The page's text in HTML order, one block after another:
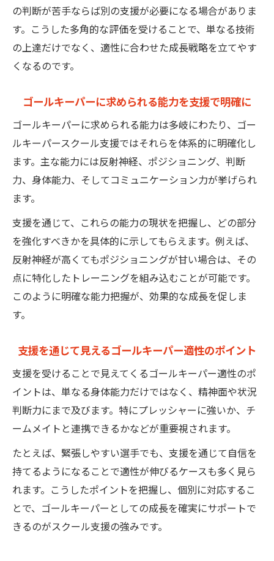
の判断が苦手ならば別の支援が必要になる場合がありま
す。こうした多角的な評価を受けることで、単なる技術
の上達だけでなく、適性に合わせた成長戦略を立てやす
くなるのです。
ゴールキーパーに求められる能力を支援で明確に
ゴールキーパーに求められる能力は多岐にわたり、ゴー
ルキーパースクール支援ではそれらを体系的に明確化し
ます。主な能力には反射神経、ポジショニング、判断
力、身体能力、そしてコミュニケーション力が挙げられ
ます。
支援を通じて、これらの能力の現状を把握し、どの部分
を強化すべきかを具体的に示してもらえます。例えば、
反射神経が高くてもポジショニングが甘い場合は、その
点に特化したトレーニングを組み込むことが可能です。
このように明確な能力把握が、効果的な成長を促しま
す。
支援を通じて見えるゴールキーパー適性のポイント
支援を受けることで見えてくるゴールキーパー適性のポ
イントは、単なる身体能力だけではなく、精神面や状況
判断力にまで及びます。特にプレッシャーに強いか、チ
ームメイトと連携できるかなどが重要視されます。
たとえば、緊張しやすい選手でも、支援を通じて自信を
持てるようになることで適性が伸びるケースも多く見ら
れます。こうしたポイントを把握し、個別に対応するこ
とで、ゴールキーパーとしての成長を確実にサポートで
きるのがスクール支援の強みです。